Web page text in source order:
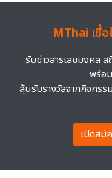
MThai เชื่อ
รับข่าวสารเลขมงคล
พร้อ
ลุ้นรับรางวัลจากกิจกรร
เปิดสมั